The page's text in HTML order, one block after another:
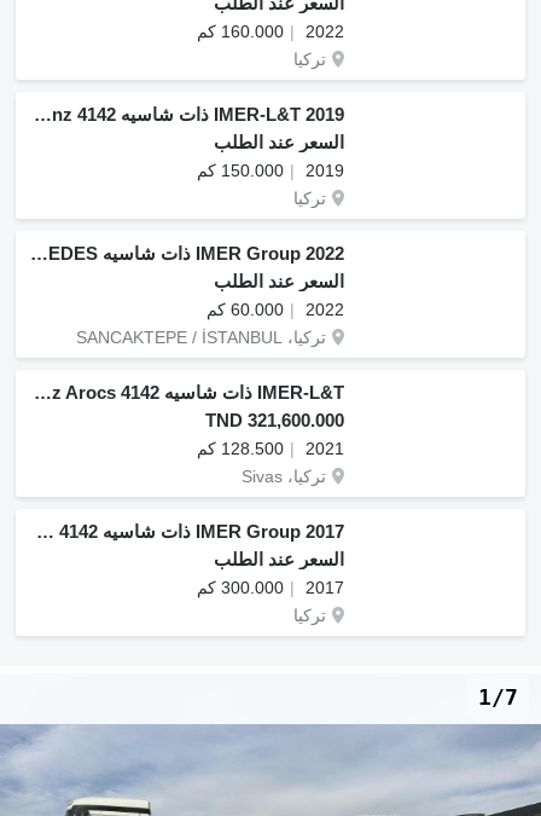
2022
160.000 كم
تركيا
IMER-L&T 2019 ذات شاسيه Mercedes-Benz 4142
السعر عند الطلب
2019
150.000 كم
تركيا
IMER Group 2022 ذات شاسيه Mercedes-Benz 2024 MODEL 4142 AROCS MERCEDES
السعر عند الطلب
2022
60.000 كم
تركيا، SANCAKTEPE / İSTANBUL
IMER-L&T ذات شاسيه Mercedes-Benz Arocs 4142
TND 321,600.000
2021
128.500 كم
تركيا، Sivas
IMER Group 2017 ذات شاسيه Mercedes-Benz AROCS 4142
السعر عند الطلب
2017
300.000 كم
تركيا
1/7